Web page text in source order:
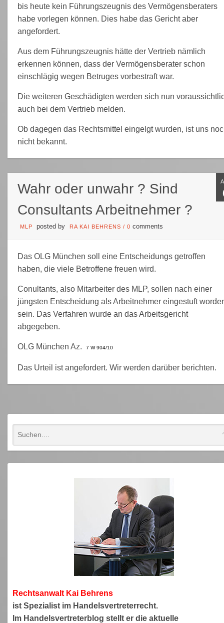
bis heute kein Führungszeugnis des Vermögensberaters
habe vorlegen können. Dies habe das Gericht aber
angefordert.
Aus dem Führungszeugnis hätte der Vertrieb nämlich
erkennen können, dass der Vermögensberater schon
einschlägig wegen Betruges vorbestraft war.
Die weiteren Geschädigten werden sich nun
auch bei dem Vertrieb melden.
Ob dagegen das Rechtsmittel eingelgt wurden, ist uns
nicht bekannt.
Wahr oder unwahr ? Sind
Consultants Arbeitnehmer ?
MLP posted by RA KAI BEHRENS / 0 comments
Das OLG München soll eine Entscheidungs getroffen
haben, die viele Betroffene freuen wird.
Conultants, also Mitarbeiter des MLP, sollen nach einer
jüngsten Entscheidung als Arbeitnehmer eingestuft
sein. Das Verfahren wurde an das Arbeitsgericht
abgegeben.
OLG München Az. 7 W 904/10
Das Urteil ist angefordert. Wir werden darüber berichten.
Rechtsanwalt Kai Behrens
ist Spezialist im Handelsvertreterrecht.
Im Handelsvertreterblog stellt er die aktuelle